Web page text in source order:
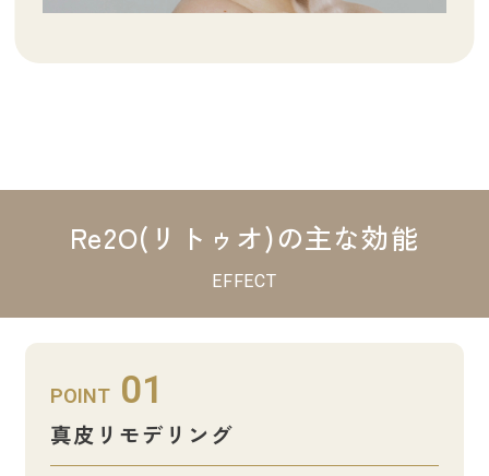
Re2O(リトゥオ)の主な効能
EFFECT
POINT 01
真皮リモデリング